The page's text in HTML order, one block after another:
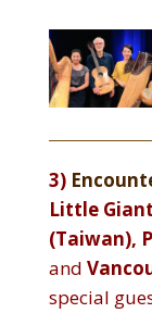
3)
Little
(Taiwan),
and
special